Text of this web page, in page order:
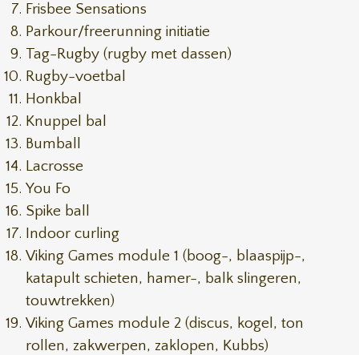
Frisbee Sensations
Parkour/freerunning initiatie
Tag-Rugby (rugby met dassen)
Rugby-voetbal
Honkbal
Knuppel bal
Bumball
Lacrosse
You Fo
Spike ball
Indoor curling
Viking Games module 1 (boog-, blaaspijp-,
katapult schieten, hamer-, balk slingeren,
touwtrekken)
Viking Games module 2 (discus, kogel, ton
rollen, zakwerpen, zaklopen, Kubbs)